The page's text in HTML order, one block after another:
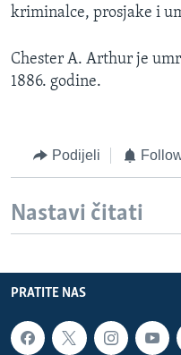
kriminalce, prosjake i
Chester A. Arthur je
1886. godine.
Podijeli
Nastavi čitati
PRATITE NAS